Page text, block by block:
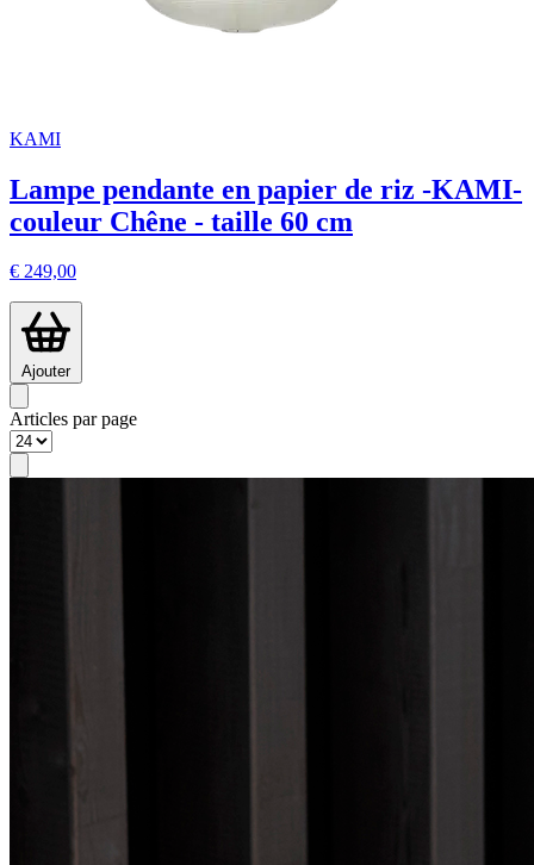
KAMI
Lampe pendante en papier de riz -KAMI-
couleur Chêne - taille 60 cm
€ 249,00
Ajouter
Articles par page